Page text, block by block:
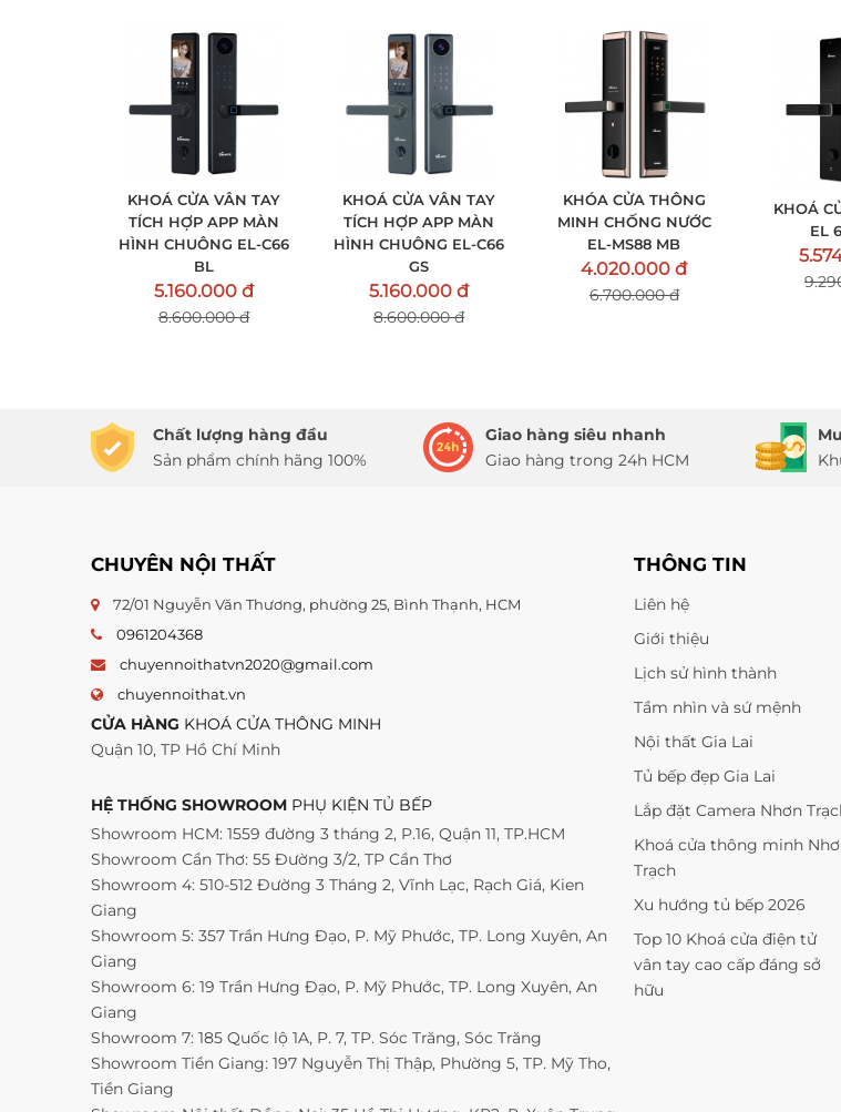
KHOÁ CỬA VÂN TAY
TÍCH HỢP APP MÀN
HÌNH CHUÔNG EL-C66
BL
5.160.000 đ
8.600.000 đ
KHOÁ CỬA VÂN TAY
TÍCH HỢP APP MÀN
HÌNH CHUÔNG EL-C66
GS
5.160.000 đ
8.600.000 đ
KHÓA CỬA THÔNG
MINH CHỐNG NƯỚC
EL-MS88 MB
4.020.000 đ
6.700.000 đ
KHOÁ
EL
Chất lượng hàng đầu
Sản phẩm chính hãng 100%
Giao hàng siêu nhanh
Giao hàng trong 24h HCM
CHUYÊN NỘI THẤT
72/01 Nguyễn Văn Thương, phường 25, Bình Thạnh, HCM
0961204368
chuyennoithatvn2020@gmail.com
chuyennoithat.vn
CỬA HÀNG KHOÁ CỬA THÔNG MINH
Quận 10, TP Hồ Chí Minh
HỆ THỐNG SHOWROOM PHỤ KIỆN TỦ BẾP
Showroom HCM: 1559 đường 3 tháng 2, P.16, Quận 11, TP.HCM
Showroom Cần Thơ: 55 Đường 3/2, TP Cần Thơ
Showroom 4: 510-512 Đường 3 Tháng 2, Vĩnh Lạc, Rạch Giá, Kien
Giang
Showroom 5: 357 Trần Hưng Đạo, P. Mỹ Phước, TP. Long Xuyên, An
Giang
Showroom 6: 19 Trần Hưng Đạo, P. Mỹ Phước, TP. Long Xuyên, An
Giang
Showroom 7: 185 Quốc lộ 1A, P. 7, TP. Sóc Trăng, Sóc Trăng
Showroom Tiền Giang: 197 Nguyễn Thị Thập, Phường 5, TP. Mỹ Tho,
Tiền Giang
THÔNG TIN
Liên hệ
Giới thiệu
Lịch sử hình thành
Tầm nhìn và sứ mệnh
Nội thất Gia Lai
Tủ bếp đẹp Gia Lai
Lắp đặt Camera Nhơn
Khoá cửa thông minh
Trạch
Xu hướng tủ bếp 2026
Top 10 Khoá cửa điện tử
vân tay cao cấp đáng sở
hữu